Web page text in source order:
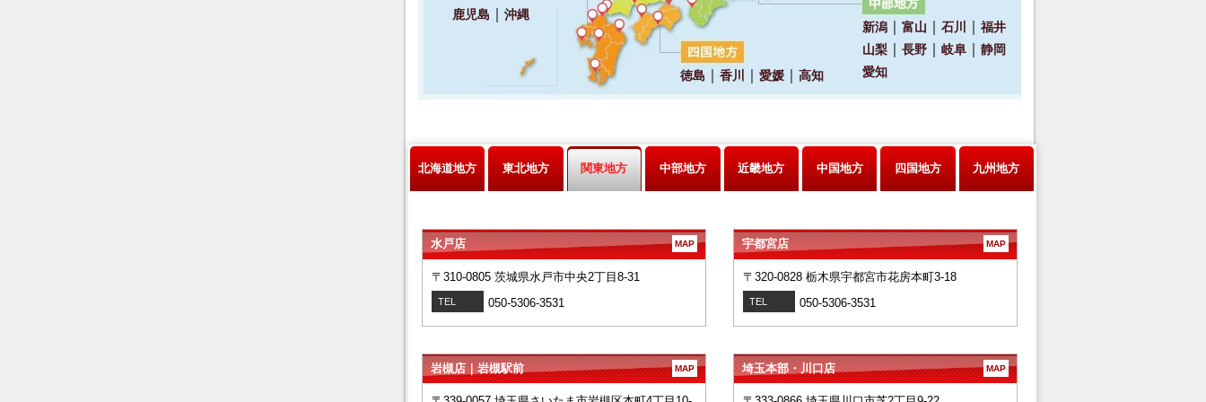
北海道地方 東北地方 関東地方 中部地方 近畿地方 中国地方 四国地方 九州地方
水戸店 MAP
〒310-0805 茨城県水戸市中央2丁目8-31
TEL 050-5306-3531
宇都宮店 MAP
〒320-0828 栃木県宇都宮市花房本町3-18
TEL 050-5306-3531
岩槻店｜岩槻駅前 MAP 埼玉本部・川口店 MAP